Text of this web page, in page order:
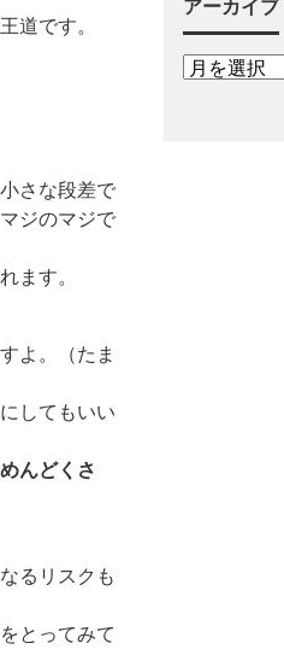
道です。
さな段差で
ジのマジで
ます。
よ。（たま
してもいい
めんどくさ
るリスクも
とってみて
アーカイブ